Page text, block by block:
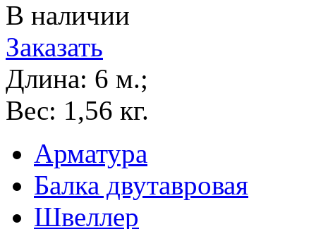
В наличии
Заказать
Длина: 6 м.;
Вес: 1,56 кг.
Арматура
Балка двутавровая
Швеллер